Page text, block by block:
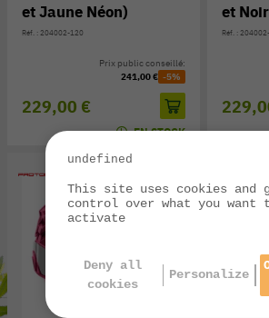
et Jaune Néon)
Réf. : 204002-120
229,00 €
Prix public conseillé:
241,00 € -5%
EN STOCK
et
Réf. :
undefined
This site uses cookies and
control over what you want
activate
Deny all
cookies
Personalize